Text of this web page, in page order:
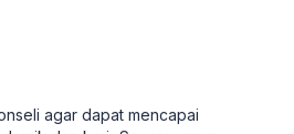
agar dapat mencapai